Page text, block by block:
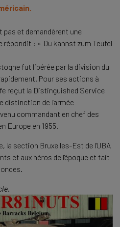
pas et demandèrent une
: « Du kannst zum Teufel
fut libérée par la division du
Pour ses actions à
reçut la Distinguished Service
distinction de l'armée
commandant en chef des
Europe en 1955.
la section Bruxelles-Est de l'UBA
et aux héros de l'époque et fait